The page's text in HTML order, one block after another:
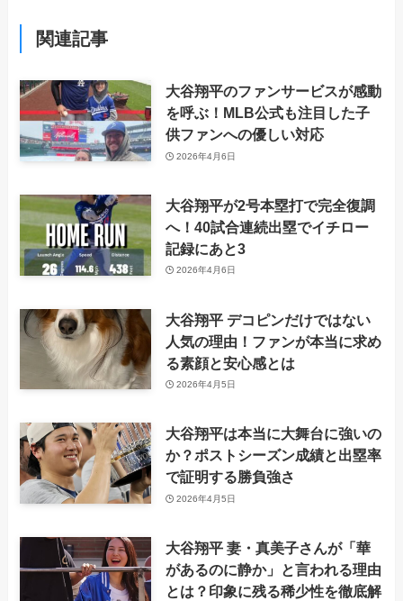
関連記事
大谷翔平のファンサービスが感動
を呼ぶ！MLB公式も注目した子
供ファンへの優しい対応
2026年4月6日
大谷翔平が2号本塁打で完全復調
へ！40試合連続出塁でイチロー
記録にあと3
2026年4月6日
大谷翔平 デコピンだけではない
人気の理由！ファンが本当に求め
る素顔と安心感とは
2026年4月5日
大谷翔平は本当に大舞台に強いの
か？ポストシーズン成績と出塁率
で証明する勝負強さ
2026年4月5日
大谷翔平 妻・真美子さんが「華
があるのに静か」と言われる理由
とは？印象に残る稀少性を徹底解